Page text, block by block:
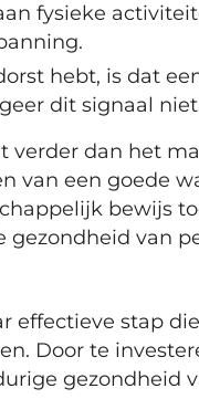
fysieke
hebt, is dat
dit signaal
verder dan het
van een goede
bewijs
gezondheid van
effectieve stap
Door te
gezondheid